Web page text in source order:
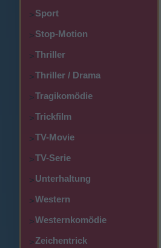
>Sport
>Stop-Motion
>Thriller
>Thriller / Drama
>Tragikomödie
>Trickfilm
>TV-Movie
>TV-Serie
>Unterhaltung
>Western
>Westernkomödie
>Zeichentrick